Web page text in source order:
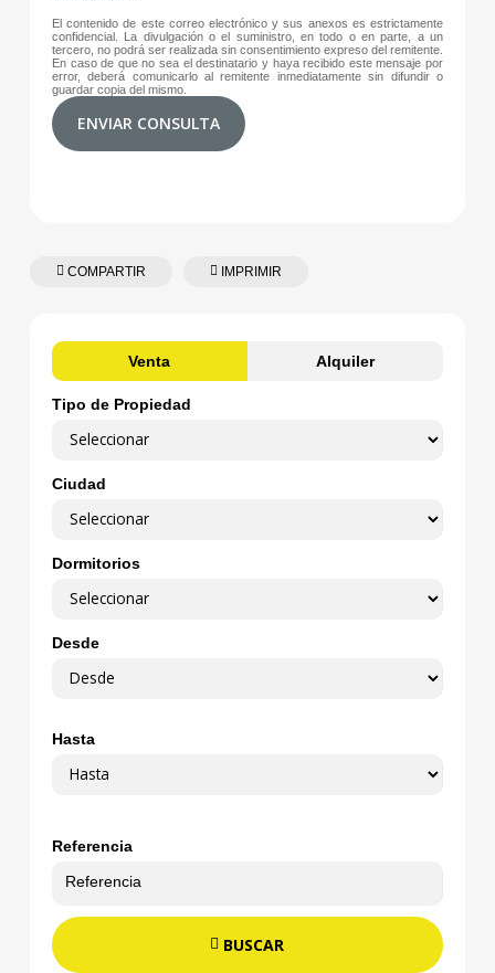
El contenido de este correo electrónico y sus anexos es estrictamente
confidencial. La divulgación o el suministro, en todo o en parte, a un
tercero, no podrá ser realizada sin consentimiento expreso del remitente.
En caso de que no sea el destinatario y haya recibido este mensaje por
error, deberá comunicarlo al remitente inmediatamente sin difundir o
guardar copia del mismo.
ENVIAR CONSULTA
COMPARTIR IMPRIMIR
Venta Alquiler
Tipo de Propiedad
Ciudad
Dormitorios
Desde
Hasta
Referencia
BUSCAR